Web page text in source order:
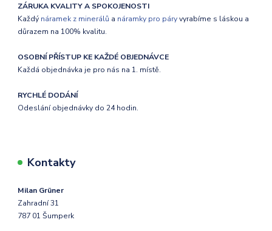
ZÁRUKA KVALITY A SPOKOJENOSTI
Každý náramek z minerálů a náramky pro páryvyrabíme s láskou a
důrazem na 100% kvalitu.
OSOBNÍ PŘÍSTUP KE KAŽDÉ OBJEDNÁVCE
Každá objednávka je pro nás na 1. místě.
RYCHLÉ DODÁNÍ
Odeslání objednávky do 24 hodin.
Kontakty
Milan Grüner
Zahradní 31
787 01 Šumperk